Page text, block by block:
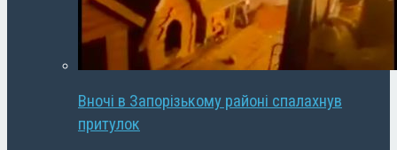
Вночі в Запорізькому районі спалахнув
притулок